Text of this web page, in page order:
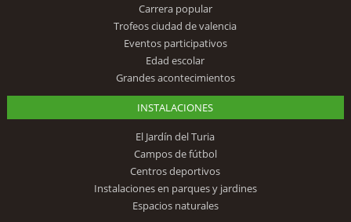
Carrera popular
Trofeos ciudad de valencia
Eventos participativos
Edad escolar
Grandes acontecimientos
INSTALACIONES
El Jardín del Turia
Campos de fútbol
Centros deportivos
Instalaciones en parques y jardines
Espacios naturales